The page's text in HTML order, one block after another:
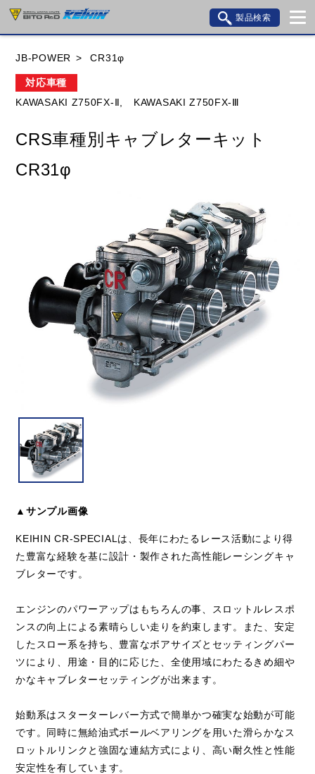
製品検索
閉じる
JB-POWER CR31φ
対応車種
KAWASAKI Z750FX-Ⅱ,
KAWASAKI Z750FX-Ⅲ
CRS車種別キャブレターキット
CR31φ
▲サンプル画像
KEIHIN CR-SPECIALは、長年にわたるレース活動により得
た豊富な経験を基に設計・製作された高性能レーシングキャ
ブレターです。
エンジンのパワーアップはもちろんの事、スロットルレスポ
ンスの向上による素晴らしい走りを約束します。また、安定
したスロー系を持ち、豊富なボアサイズとセッティングパー
ツにより、用途・目的に応じた、全使用域にわたるきめ細や
かなキャブレターセッティングが出来ます。
始動系はスターターレバー方式で簡単かつ確実な始動が可能
です。同時に無給油式ボールベアリングを用いた滑らかなス
ロットルリンクと強固な連結方式により、高い耐久性と性能
安定性を有しています。